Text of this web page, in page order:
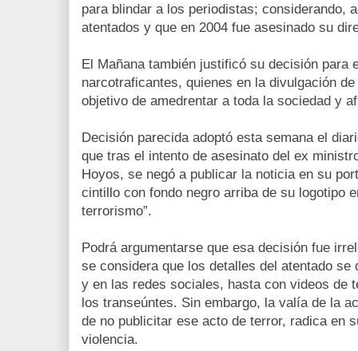
para blindar a los periodistas; considerando,
atentados y que en 2004 fue asesinado su
El Mañana también justificó su decisión para
narcotraficantes, quienes en la divulgación
objetivo de amedrentar a toda la sociedad y
Decisión parecida adoptó esta semana el
que tras el intento de asesinato del ex
Hoyos, se negó a publicar la noticia en su
cintillo con fondo negro arriba de su logotipo
terrorismo”.
Podrá argumentarse que esa decisión fue
se considera que los detalles del atentado
y en las redes sociales, hasta con videos de
los transeúntes. Sin embargo, la valía de la
de no publicitar ese acto de terror, radica en
violencia.